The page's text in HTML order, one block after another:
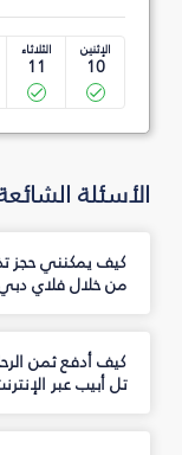
الإثنين
10
الثلاثاء
11
الأسئلة
كيف يمكنني حجز
من خلال فلاي
كيف أدفع ثمن
تل أبيب عبر